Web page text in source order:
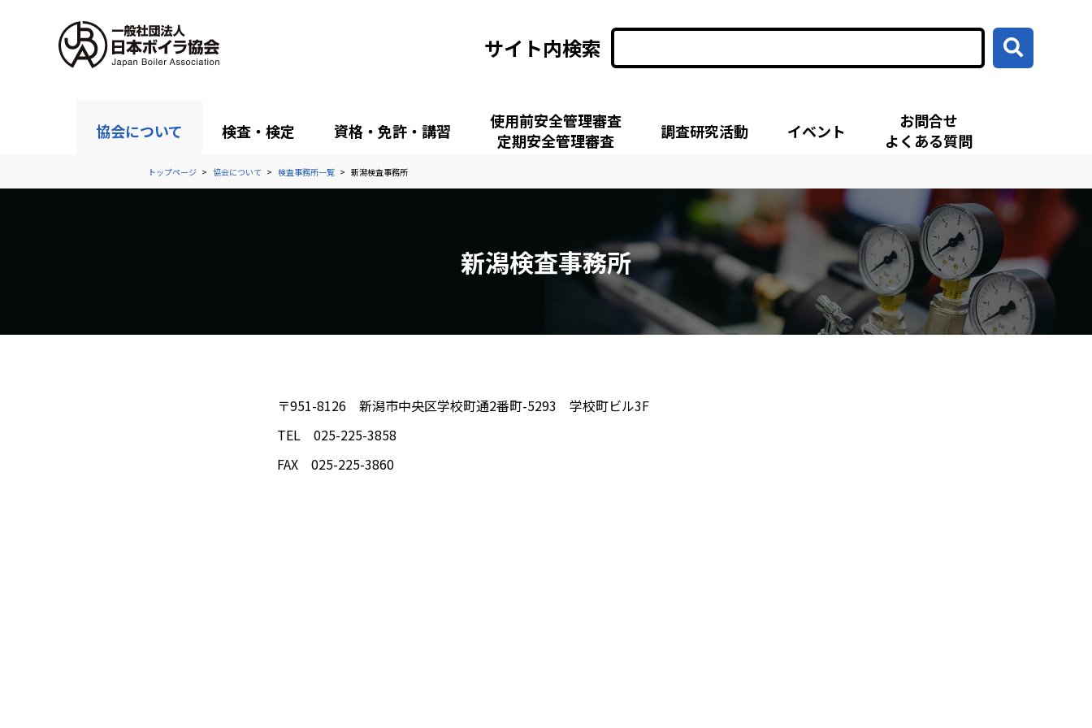
サイト内検索
協会について 検査・検定 資格・免許・講習
使用前安全管理審査
定期安全管理審査
調査研究活動 イベント
お問合せ
よくある質問
トップページ 協会について 検査事務所一覧 新潟検査事務所
新潟検査事務所
〒951-8126 新潟市中央区学校町通2番町-5293 学校町ビル3F
TEL 025-225-3858
FAX 025-225-3860